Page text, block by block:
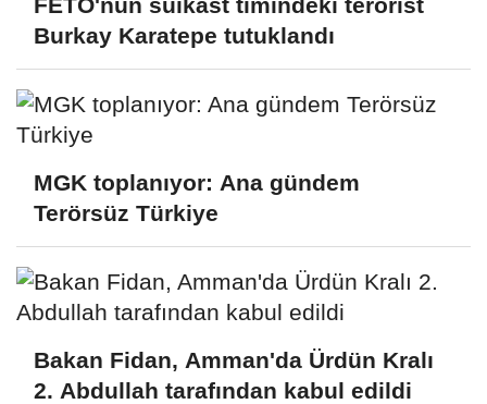
FETÖ'nün suikast timindeki terörist
Burkay Karatepe tutuklandı
MGK toplanıyor: Ana gündem
Terörsüz Türkiye
Bakan Fidan, Amman'da Ürdün Kralı
2. Abdullah tarafından kabul edildi